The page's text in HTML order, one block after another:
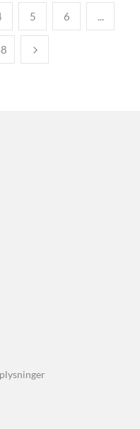
5 6 ...